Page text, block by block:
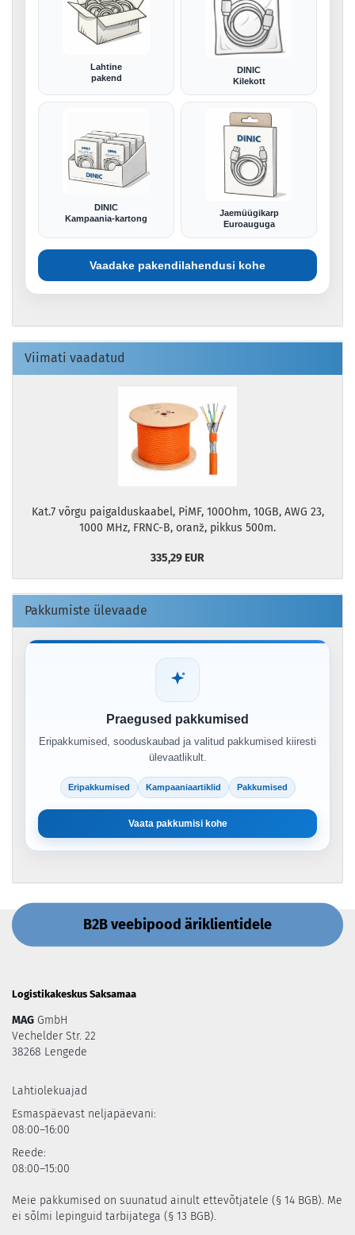
Lahtine
pakend
DINIC
Kilekott
DINIC
Kampaania-kartong
Jaemüügikarp
Euroauguga
Vaadake pakendilahendusi kohe
Viimati vaadatud
Kat.7 võrgu paigalduskaabel, PiMF, 100Ohm, 10GB, AWG 23,
1000 MHz, FRNC-B, oranž, pikkus 500m.
335,29 EUR
Pakkumiste ülevaade
Praegused pakkumised
Eripakkumised, sooduskaubad ja valitud pakkumised kiiresti
ülevaatlikult.
Eripakkumised Kampaaniaartiklid Pakkumised
Vaata pakkumisi kohe
B2B veebipood äriklientidele
Logistikakeskus Saksamaa
MAG GmbH
Vechelder Str. 22
38268 Lengede
Lahtiolekuajad
Esmaspäevast neljapäevani:
08:00–16:00
Reede:
08:00–15:00
Meie pakkumised on suunatud ainult ettevõtjatele (§ 14 BGB). Me
ei sõlmi lepinguid tarbijatega (§ 13 BGB).